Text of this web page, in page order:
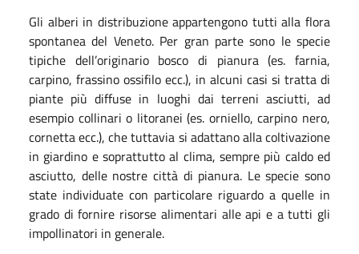
Gli alberi in distribuzione appartengono tutti alla flora
spontanea del Veneto. Per gran parte sono le specie
tipiche dell’originario bosco di pianura (es. farnia,
carpino, frassino ossifilo ecc.), in alcuni casi si tratta di
piante più diffuse in luoghi dai terreni asciutti, ad
esempio collinari o litoranei (es. orniello, carpino nero,
cornetta ecc.), che tuttavia si adattano alla coltivazione
in giardino e soprattutto al clima, sempre più caldo ed
asciutto, delle nostre città di pianura. Le specie sono
state individuate con particolare riguardo a quelle in
grado di fornire risorse alimentari alle api e a tutti gli
impollinatori in generale.